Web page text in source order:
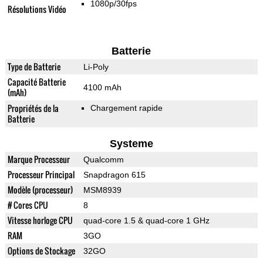
Résolutions Vidéo 1080p/30fps
Batterie
Type de Batterie Li-Poly
Capacité Batterie
(mAh)
4100 mAh
Propriétés de la
Batterie
Chargement rapide
Systeme
Marque Processeur Qualcomm
Processeur Principal Snapdragon 615
Modèle (processeur) MSM8939
# Cores CPU 8
Vitesse horloge CPU quad-core 1.5 & quad-core 1 GHz
RAM 3GO
Options de Stockage 32GO